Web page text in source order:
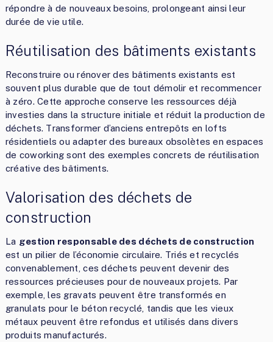
répondre à de nouveaux besoins, prolongeant ainsi leur
durée de vie utile.
Réutilisation des bâtiments existants
Reconstruire ou rénover des bâtiments existants est
souvent plus durable que de tout démolir et recommencer
à zéro. Cette approche conserve les ressources déjà
investies dans la structure initiale et réduit la production de
déchets. Transformer d’anciens entrepôts en lofts
résidentiels ou adapter des bureaux obsolètes en espaces
de coworking sont des exemples concrets de réutilisation
créative des bâtiments.
Valorisation des déchets de
construction
La gestion responsable des déchets de construction
est un pilier de l’économie circulaire. Triés et recyclés
convenablement, ces déchets peuvent devenir des
ressources précieuses pour de nouveaux projets. Par
exemple, les gravats peuvent être transformés en
granulats pour le béton recyclé, tandis que les vieux
métaux peuvent être refondus et utilisés dans divers
produits manufacturés.